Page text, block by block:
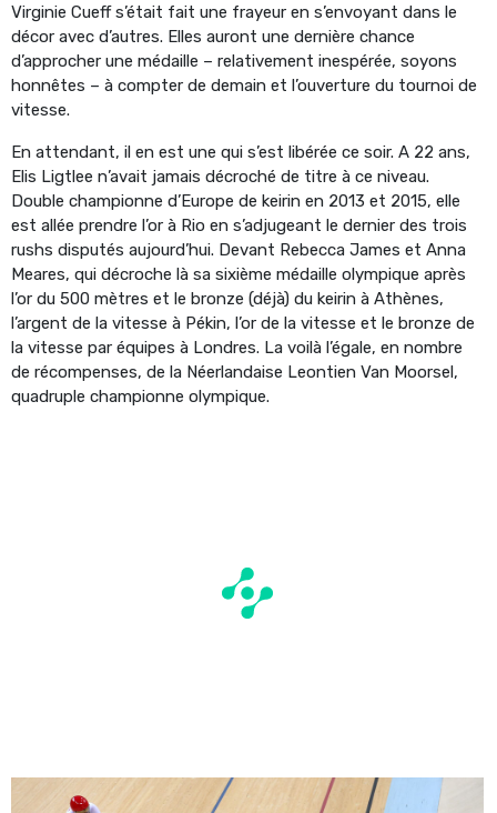
Virginie Cueff s’était fait une frayeur en s’envoyant dans le
décor avec d’autres. Elles auront une dernière chance
d’approcher une médaille – relativement inespérée, soyons
honnêtes – à compter de demain et l’ouverture du tournoi de
vitesse.
En attendant, il en est une qui s’est libérée ce soir. A 22 ans,
Elis Ligtlee n’avait jamais décroché de titre à ce niveau.
Double championne d’Europe de keirin en 2013 et 2015, elle
est allée prendre l’or à Rio en s’adjugeant le dernier des trois
rushs disputés aujourd’hui. Devant Rebecca James et Anna
Meares, qui décroche là sa sixième médaille olympique après
l’or du 500 mètres et le bronze (déjà) du keirin à Athènes,
l’argent de la vitesse à Pékin, l’or de la vitesse et le bronze de
la vitesse par équipes à Londres. La voilà l’égale, en nombre
de récompenses, de la Néerlandaise Leontien Van Moorsel,
quadruple championne olympique.